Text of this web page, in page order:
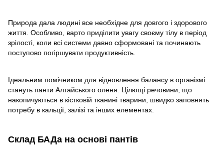
Природа дала людині все необхідне для довгого і здорового
життя. Особливо, варто приділити увагу своєму тілу в період
зрілості, коли всі системи давно сформовані та починають
поступово погіршувати продуктивність.
Ідеальним помічником для відновлення балансу в організмі
стануть панти Алтайського оленя. Цілющі речовини, що
накопичуються в кістковій тканині тварини, швидко заповнять
потребу в кальції, залізі та інших елементах.
Склад БАДа на основі пантів